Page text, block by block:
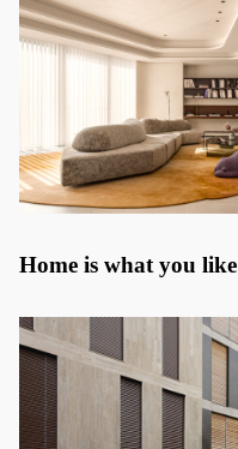
Home is what you like